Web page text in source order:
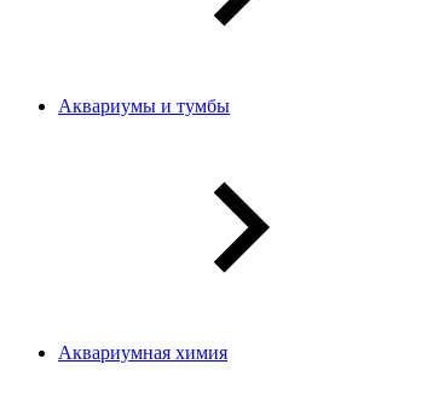
Аквариумы и тумбы
Аквариумная химия